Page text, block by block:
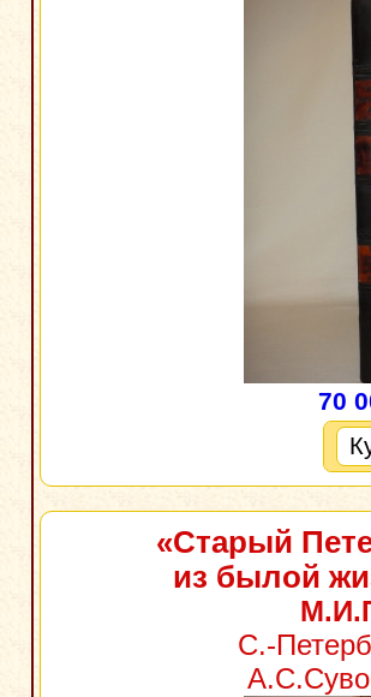
70
«Старый
из былой
С.-